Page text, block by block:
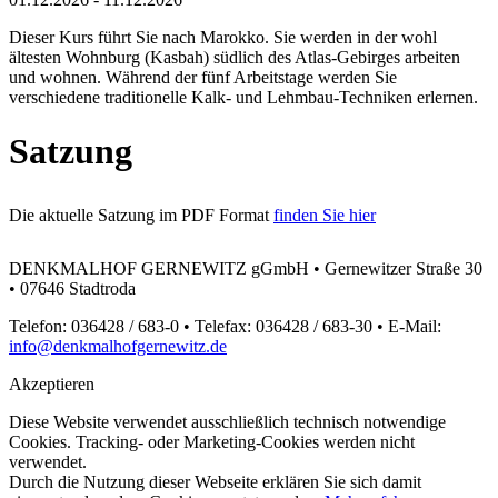
Dieser Kurs führt Sie nach Marokko. Sie werden in der wohl
ältesten Wohnburg (Kasbah) südlich des Atlas-Gebirges arbeiten
und wohnen. Während der fünf Arbeitstage werden Sie
verschiedene traditionelle Kalk- und Lehmbau-Techniken erlernen.
Satzung
Die aktuelle Satzung im PDF Formatfinden Sie hier
DENKMALHOF GERNEWITZ gGmbH • Gernewitzer Straße 30
• 07646 Stadtroda
Telefon: 036428 / 683-0 • Telefax: 036428 / 683-30 • E-Mail:
info@denkmalhofgernewitz.de
Akzeptieren
Diese Website verwendet ausschließlich technisch notwendige
Cookies. Tracking- oder Marketing-Cookies werden nicht
verwendet.
Durch die Nutzung dieser Webseite erklären Sie sich damit